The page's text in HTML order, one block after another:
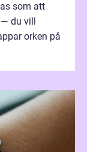
som att
du vill
orken på